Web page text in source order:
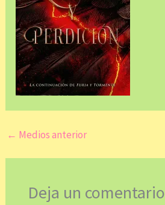
← Medios anterior
Deja un comentario